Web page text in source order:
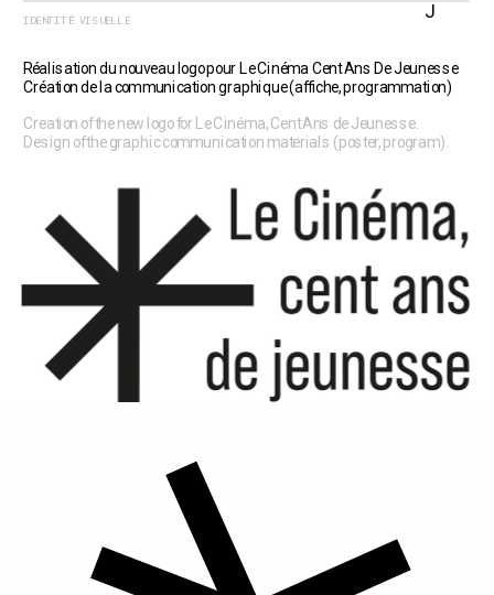
IDENTITÉ VISUELLE
J
Réalisation du nouveau logo pour Le Cinéma Cent Ans De Jeunesse
Création de la communication graphique (affiche, programmation)
Creation of the new logo for Le Cinéma, Cent Ans de Jeunesse.
Design of the graphic communication materials (poster, program).